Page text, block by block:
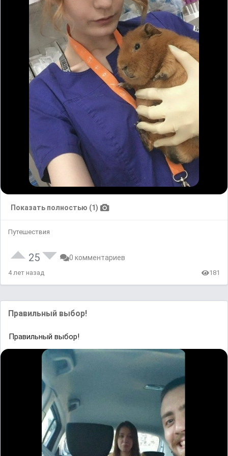
Показать полностью (1)
Путешествия
25 0 комментариев
4 лет назад 181
Правильный выбор!
Правильный выбор!